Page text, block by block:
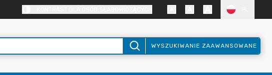
WYSZUKIWANIE ZAAWANSOWANE